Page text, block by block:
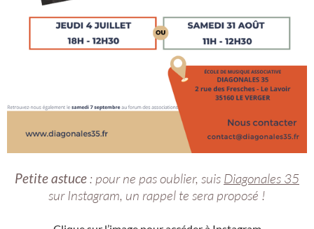
Petite astuce: pour ne pas oublier, suis Diagonales 35
sur Instagram, un rappel te sera proposé !